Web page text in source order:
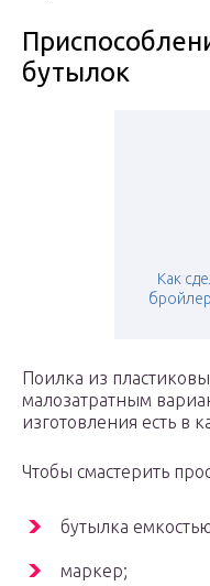
бутылок
Как
Поилка из
малозатратным
изготовления есть в
Чтобы смастерить
бутылка
маркер;